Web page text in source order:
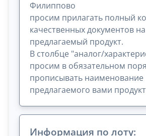
Филиппово
просим прилагать полный
качественных документов на
предлагаемый продукт.
В столбце "аналог/
просим в обязательном
прописывать наименование
предлагаемого вами
Информация по лоту: